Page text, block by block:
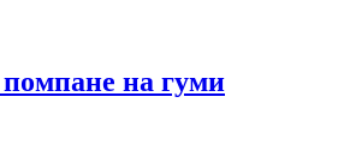
на гуми